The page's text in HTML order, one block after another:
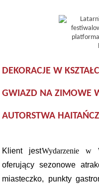
DEKORACJE W
GWIAZD NA ZIMOWE
AUTORSTWA
Klient jestWydarzenie w
oferujący sezonowe
miasteczko, punkty